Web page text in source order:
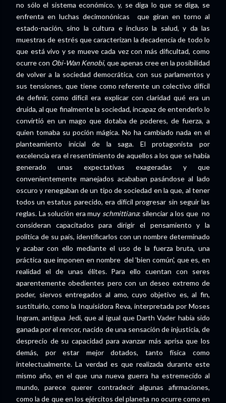
no sólo el sistema económico. y, se diga lo que se diga, se
enfrenta en luchas decimonónicas que giran en torno al
estado-nación, sino la cultura e incluso la salud, y da las
muestras de estrés que caracterizan la decadencia de todo lo
que está vivo y se mueve cada vez con más dificultad, como
ocurre con Obi-Wan Kenobi, que apenas cree en la posibilidad
de volver a la sociedad democrática, con sus parlamentos y
sus tensiones, que tiene como referente un colectivo difícil
de definir, como difícil era explicar con claridad qué era un
druida, al que finalmente la sociedad, incapaz de entenderlo lo
convirtió en un mago que dotaba de poderes, de fuerza, a
quien tomaba su poción mágica. No ha cambiado nada en el
planteamiento inicial de la saga. El protagonista por
excelencia era el resentimiento de aquellos a los que se había
generado unas expectativas exageradas y que
convenientemente manejados acababan pasándose al lado
oscuro y renegaban de un tipo de sociedad en la que, al tener
todos un estatus parecido, era difícil progresar sin seguir las
reglas. La solución era muy schmittiana: silenciar a los que no
consideran capacitados para dirigir el pensamiento y la
política de su país, identificarlos con un nombre determinado
y acabar con ello mediante el uso de la fuerza bruta, una
práctica que imponen en nombre del 'bien común', que es, en
realidad el de unas élites. Para ello cuentan con seres
aparentemente obedientes pero con un deseo extremo de
poder, siervos entregados al amo, cuyo objetivo es, al fin,
sustituirlo, como la Inquisidora Reva, interpretada por Moses
Ingram, antigua Jedi, que al igual que Darth Vader había sido
ganada por el rencor, nacido de una sensación de injusticia, de
desprecio de su capacidad para avanzar más aprisa que los
demás, por estar mejor dotados, tanto física como
intelectualmente. La verdad es que realizada durante este
mismo año, en el que una nueva guerra ha estremecido al
mundo, parece querer contradecir algunas afirmaciones,
como la de que en los ejércitos del planeta no ocurre como en